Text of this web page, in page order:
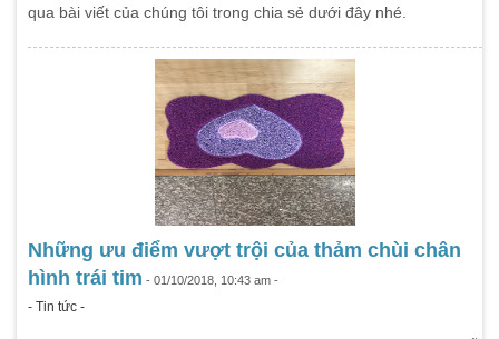
qua bài viết của chúng tôi trong chia sẻ dưới đây nhé.
Những ưu điểm vượt trội của thảm chùi chân
hình trái tim - 01/10/2018, 10:43 am -
- Tin tức -